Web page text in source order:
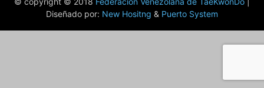
Diseñado por: New Hositng & Puerto System